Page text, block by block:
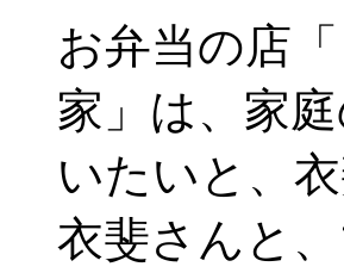
お弁当の店
家」は、家
いたいと、
衣斐さんと